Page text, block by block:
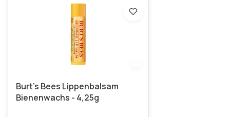
Burt’s Bees Lippenbalsam
Bienenwachs - 4,25g